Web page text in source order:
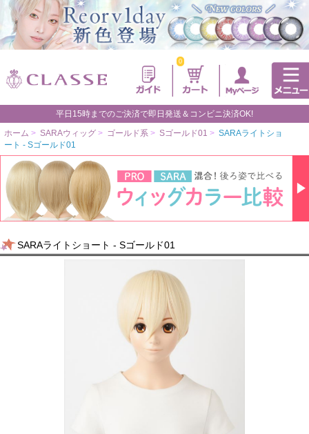
0
平日15時までのご決済で即日発送＆コンビニ決済OK!
ホーム > SARAウィッグ > ゴールド系 > Sゴールド01 > SARAライトショ
ート - Sゴールド01
SARAライトショート - Sゴールド01